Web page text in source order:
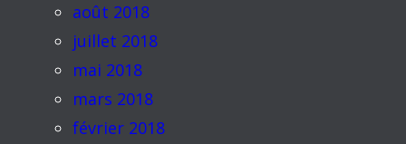
août 2018
juillet 2018
mai 2018
mars 2018
février 2018